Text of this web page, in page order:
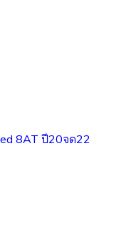
8AT ปี20จด22